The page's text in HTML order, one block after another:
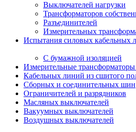
Выключателей нагрузки
Трансформаторов
Разъединителей
Измерительных
Испытания силовых кабельных
С бумажной изоляцией
Измерительные трансформаторы
Кабельных линий из сшитого
Сборных и соединительных шин
Ограничителей и разрядников
Масляных выключателей
Вакуумных выключателей
Воздушных выключателей